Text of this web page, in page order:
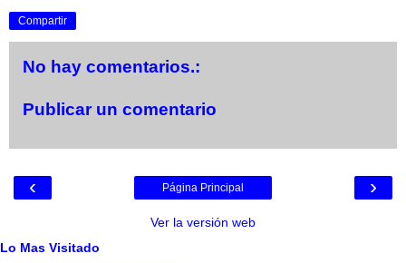
Compartir
No hay comentarios.:
Publicar un comentario
‹ ›
Página Principal
Ver la versión web
Lo Mas Visitado